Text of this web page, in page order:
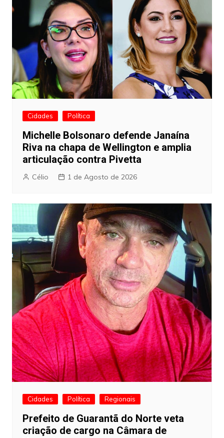
Cidades Política
Michelle Bolsonaro defende Janaína
Riva na chapa de Wellington e amplia
articulação contra Pivetta
Célio 1 de Agosto de 2026
Cidades Política Regionais
Prefeito de Guarantã do Norte veta
criação de cargo na Câmara de